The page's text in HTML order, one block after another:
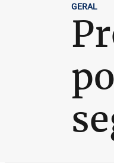
GERAL